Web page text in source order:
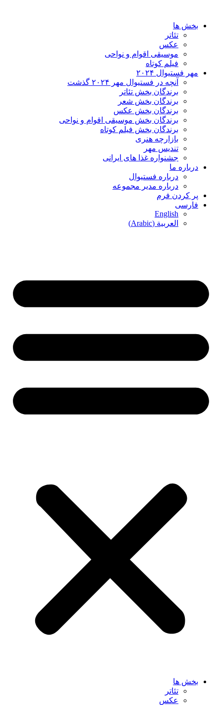
بخش ها
تئاتر
عکس
موسیقی اقوام و نواحی
فیلم کوتاه
مهر فستیوال ۲۰۲۴
آنچه در فستیوال مهر ۲۰۲۴ گذشت
برندگان بخش تئاتر
برندگان بخش شعر
برندگان بخش عکس
برندگان بخش موسیقی اقوام و نواحی
برندگان بخش فیلم کوتاه
بازارچه هنری
تندیس مهر
جشنواره غذا های ایرانی
درباره ما
درباره فستیوال
درباره مدیر مجموعه
پر کردن فرم
فارسی
English
العربية (
Arabic
)
بخش ها
تئاتر
عکس